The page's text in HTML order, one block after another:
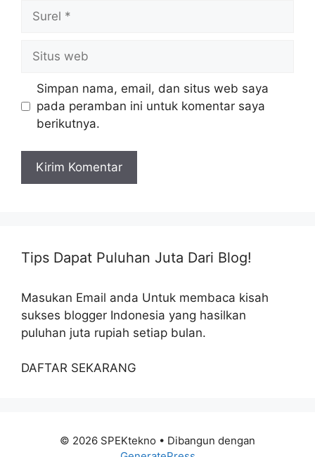
Surel
Situs
web
Simpan nama, email, dan situs web saya
pada peramban ini untuk komentar saya
berikutnya.
Tips Dapat Puluhan Juta Dari Blog!
Masukan Email anda Untuk membaca kisah
sukses blogger Indonesia yang hasilkan
puluhan juta rupiah setiap bulan.
DAFTAR SEKARANG
© 2026 SPEKtekno • Dibangun dengan